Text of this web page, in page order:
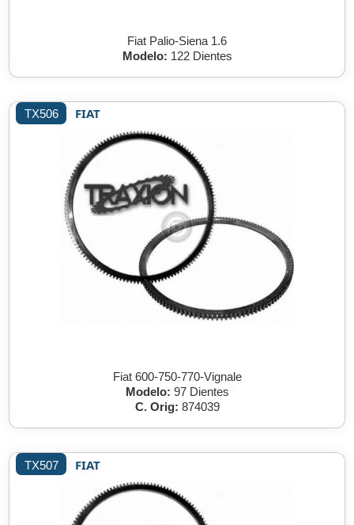
Fiat Palio-Siena 1.6
Modelo: 122 Dientes
TX506 FIAT
Fiat 600-750-770-Vignale
Modelo: 97 Dientes
C. Orig: 874039
TX507 FIAT